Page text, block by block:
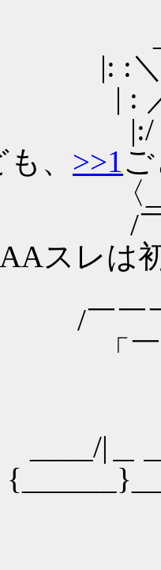
: : : :
: （
: : :
、 >>1
￣＼
は初め
￣/
￣
生